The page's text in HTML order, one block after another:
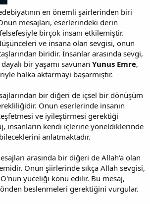
en önemli şairlerinden biri
mesajları, eserlerindeki derin
birçok insanı etkilemiştir.
ve insana olan sevgisi, onun
biridir. İnsanlar arasında sevgi,
bir yaşamı savunan Yunus Emre,
halka aktarmayı başarmıştır.
bir diğeri de içsel bir dönüşüm
Onun eserlerinde insanın
ve iyileştirmesi gerektiği
insanların kendi içlerine yöneldiklerinde
anlatmaktadır.
arasında bir diğeri de Allah'a olan
Onun şiirlerinde sıkça Allah sevgisi,
yüceliği konu edilir. Bu mesaj,
beslenmeleri gerektiğini vurgular.